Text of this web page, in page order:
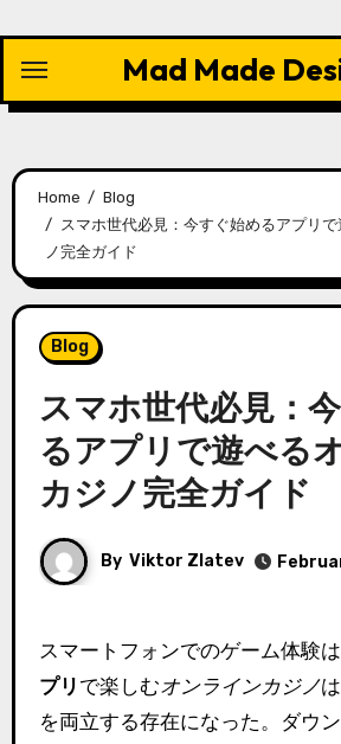
content
Mad Made
Home
Blog
スマホ世代必見：今すぐ始めるアプリ
ノ完全ガイド
Blog
スマホ世代必見：
るアプリで遊べる
カジノ完全ガイド
By Viktor Zlatev
スマートフォンでのゲーム体験
プリ で楽しむオンラインカジノ
を両立する存在になった。ダウ